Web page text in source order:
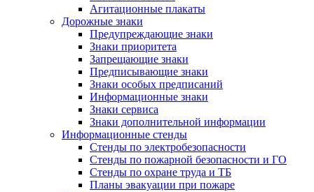
Агитационные плакаты
Дорожные знаки
Предупреждающие знаки
Знаки приоритета
Запрещающие знаки
Предписывающие знаки
Знаки особых предписаний
Информационные знаки
Знаки сервиса
Знаки дополнительной информации
Информационные стенды
Стенды по электробезопасности
Стенды по пожарной безопасности и ГО
Стенды по охране труда и ТБ
Планы эвакуации при пожаре